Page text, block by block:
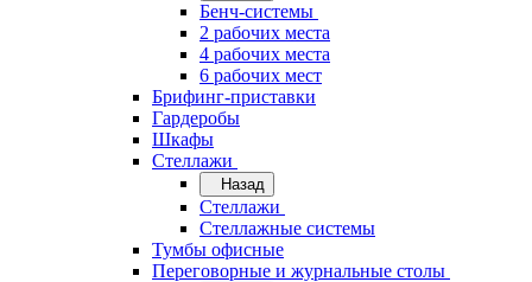
Бенч-системы
2 рабочих места
4 рабочих места
6 рабочих мест
Брифинг-приставки
Гардеробы
Шкафы
Стеллажи
Назад
Стеллажи
Стеллажные системы
Тумбы офисные
Переговорные и журнальные столы